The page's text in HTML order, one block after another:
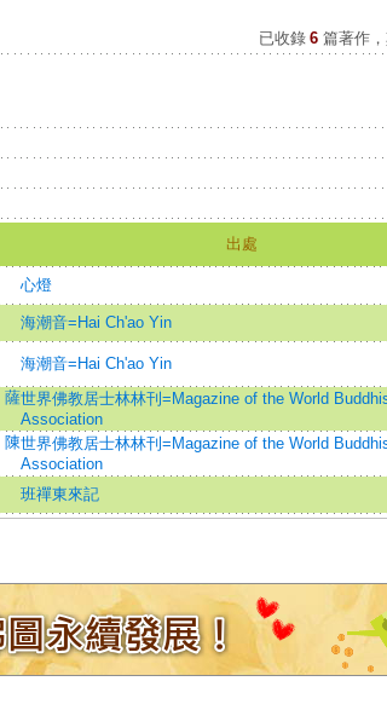
已收錄 6 篇著作
出處
心燈
海潮音=Hai Ch'ao Yin
海潮音=Hai Ch'ao Yin
薩世界佛教居士林林刊=Magazine of the World
Association
陳世界佛教居士林林刊=Magazine of the World
Association
班禪東來記